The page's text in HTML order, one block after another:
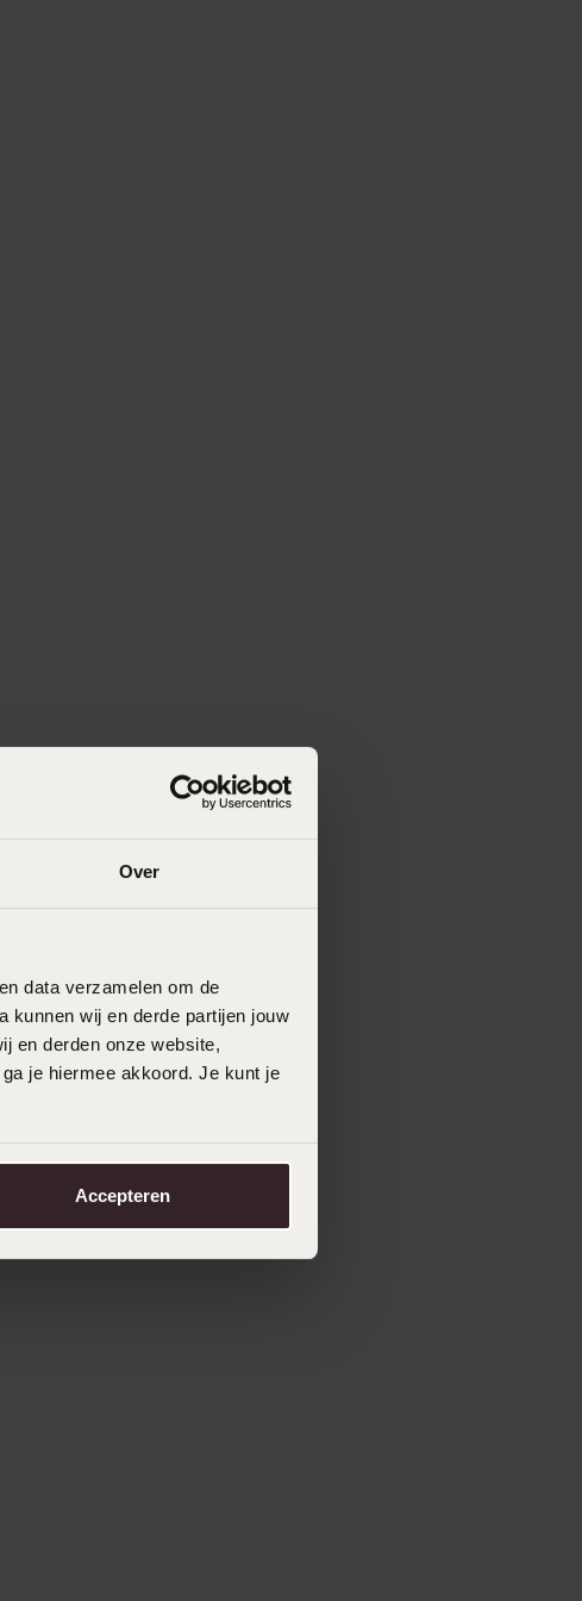
Over
data verzamelen om de
kunnen wij en derde partijen jouw
en derden onze website,
je hiermee akkoord. Je kunt je
Accepteren